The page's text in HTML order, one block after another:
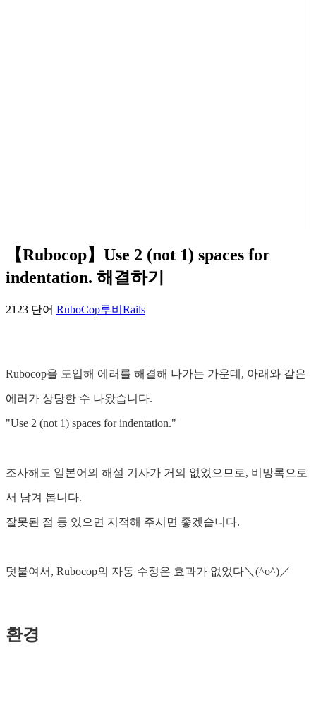
【Rubocop】Use 2 (not 1) spaces for
indentation. 해결하기
2123 단어 RuboCop루비 Rails
Rubocop을 도입해 에러를 해결해 나가는 가운데, 아래와 같은
에러가 상당한 수 나왔습니다.
"Use 2 (not 1) spaces for indentation."
조사해도 일본어의 해설 기사가 거의 없었으므로, 비망록으로
서 남겨 봅니다.
잘못된 점 등 있으면 지적해 주시면 좋겠습니다.
덧붙여서, Rubocop의 자동 수정은 효과가 없었다＼(^o^)／
환경